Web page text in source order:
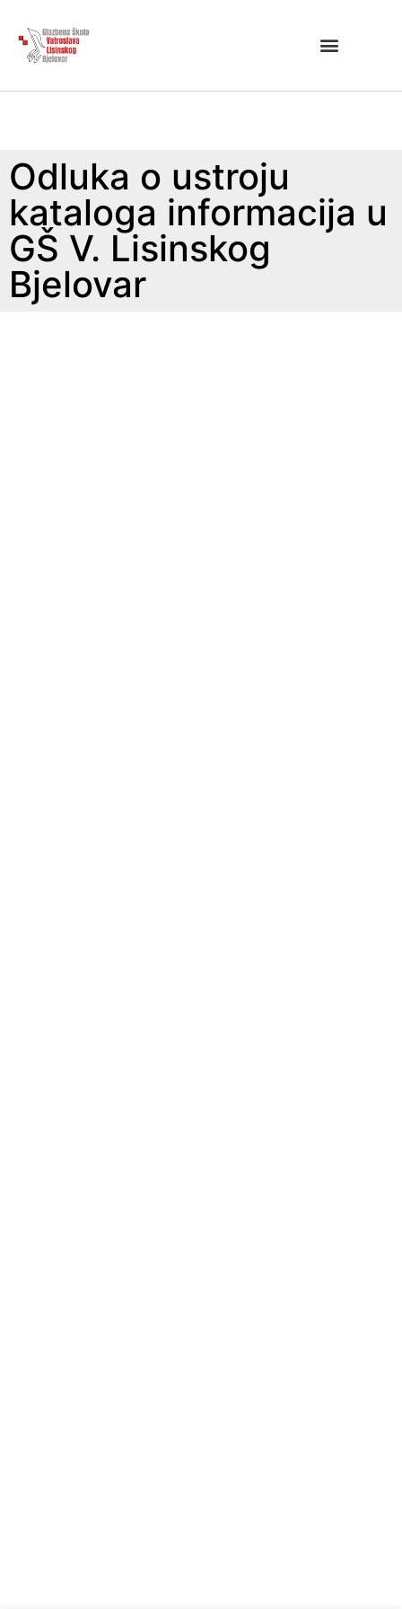
Odluka o ustroju
kataloga informacija u
GŠ V. Lisinskog
Bjelovar